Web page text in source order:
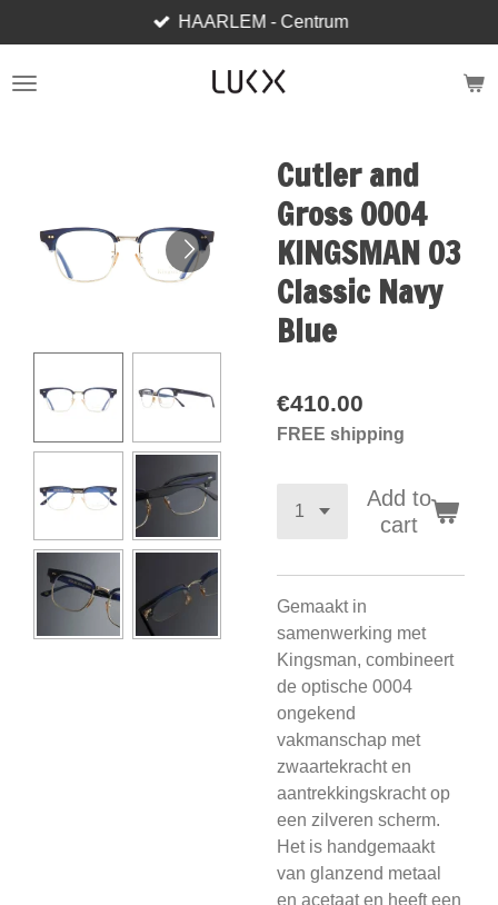
to
main
HAARLEM - Centrum
Cutler and
Gross 0004
KINGSMAN 03
Classic Navy
Blue
€410.00
FREE shipping
Add to
cart
Gemaakt in
samenwerking met
Kingsman, combineert
de optische 0004
ongekend
vakmanschap met
zwaartekracht en
aantrekkingskracht op
een zilveren scherm.
Het is handgemaakt
van glanzend metaal
en acetaat en heeft een